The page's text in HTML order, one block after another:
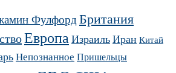
Фулфорд Британия
ЕвропаИзраильИран Китай
Непознанное Пришельцы